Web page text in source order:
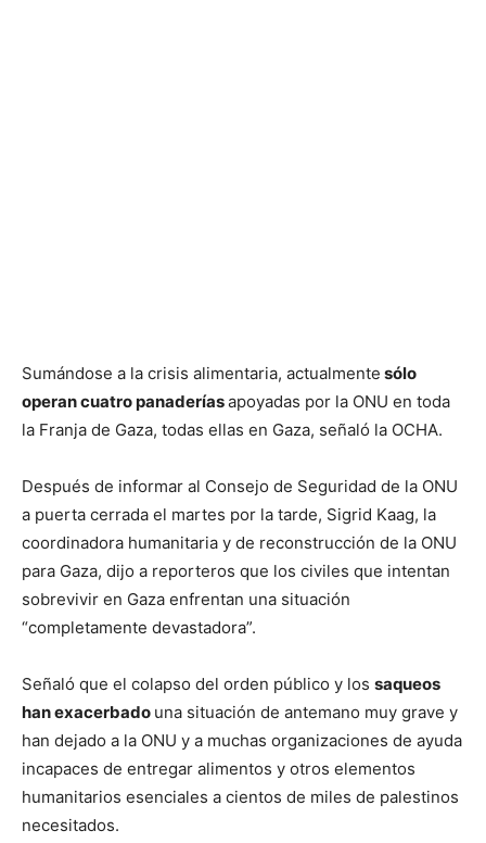
Sumándose a la crisis alimentaria, actualmente sólo
operan cuatro panaderíasapoyadas por la ONU en toda
la Franja de Gaza, todas ellas en Gaza, señaló la OCHA.
Después de informar al Consejo de Seguridad de la ONU
a puerta cerrada el martes por la tarde, Sigrid Kaag, la
coordinadora humanitaria y de reconstrucción de la ONU
para Gaza, dijo a reporteros que los civiles que intentan
sobrevivir en Gaza enfrentan una situación
“completamente devastadora”.
Señaló que el colapso del orden público y los saqueos
han exacerbado una situación de antemano muy grave y
han dejado a la ONU y a muchas organizaciones de ayuda
incapaces de entregar alimentos y otros elementos
humanitarios esenciales a cientos de miles de palestinos
necesitados.